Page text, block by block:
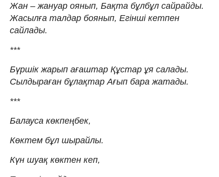
Жан – жануар оянып, Бақта бұлбұл сайрайды.
Жасылға талдар боянып, Егінші кетпен
сайлады.
***
Бүршік жарып ағаштар Құстар ұя салады.
Сылдыраған бұлақтар Ағып бара жатады.
***
Балауса көкпеңбек,
Көктем бұл шырайлы.
Күн шуақ көктен кеп,